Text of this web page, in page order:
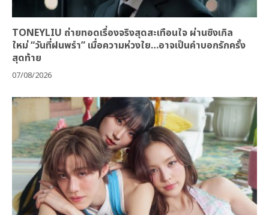
TONEYLIU ถ่ายทอดเรื่องจริงสุดสะเทือนใจ ผ่านซิงเกิล
ใหม่ “วันที่ฝนพรำ” เมื่อความห่วงใย…อาจเป็นคำบอกรักครั้ง
สุดท้าย
07/08/2026